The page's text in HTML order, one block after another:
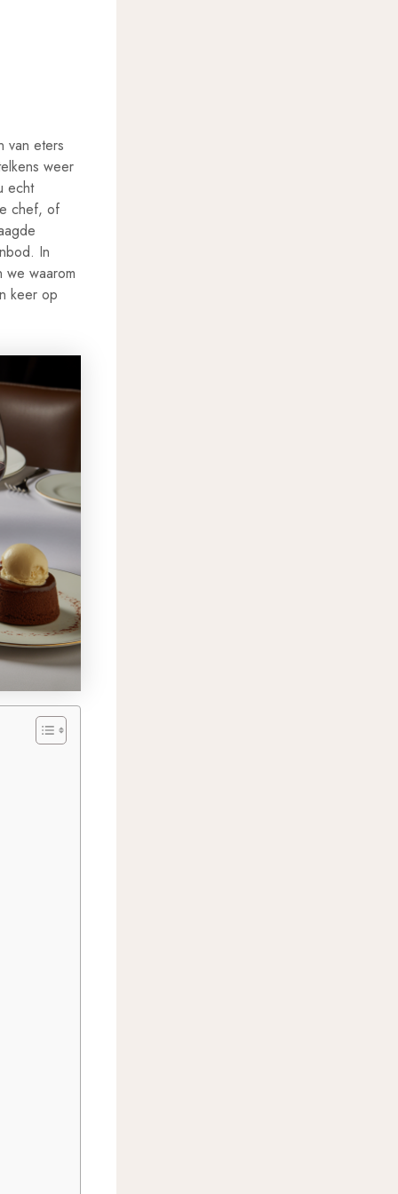
van eters
weer
echt
chef, of
In
we waarom
keer op